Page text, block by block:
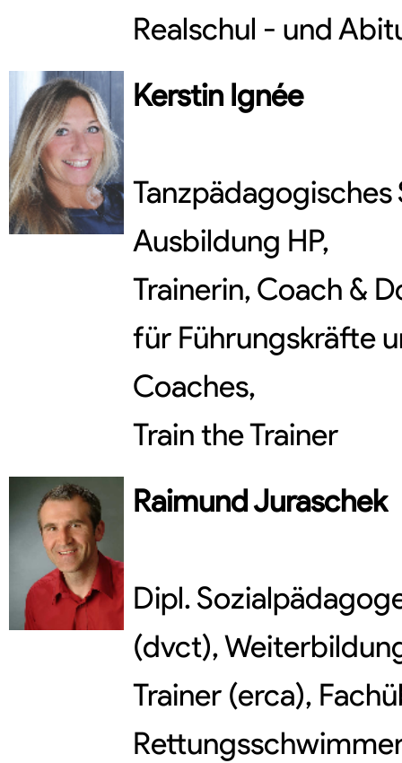
Realschul - und
Kerstin Ignée
Ausbildung HP,
Trainerin, Coach &
für Führungskräfte
Coaches,
Train the Trainer
RaimundJuraschek
Dipl.
(dvct),
Trainer (erca),